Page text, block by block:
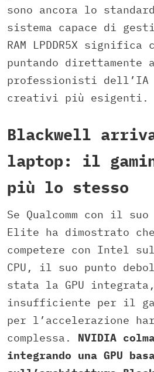
sono ancora lo
sistema capace di
RAM LPDDR5X significa
puntando direttamente
professionisti
creativi più esigenti.
Blackwell
laptop: il
più lo stesso
Se Qualcomm con il suo
Elite ha dimostrato che
competere con Intel
CPU, il suo punto
stata la GPU
insufficiente per il
per l’accelerazione
complessa. NVIDIA
integrando una GPU